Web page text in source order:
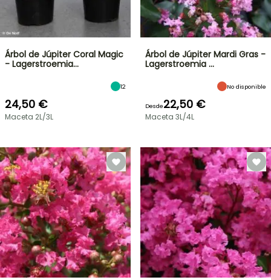
Árbol de Júpiter Coral Magic
- Lagerstroemia…
12
24,50 €
Maceta 2L/3L
Árbol de Júpiter Mardi Gras -
Lagerstroemia …
No disponible
Desde22,50 €
Maceta 3L/4L